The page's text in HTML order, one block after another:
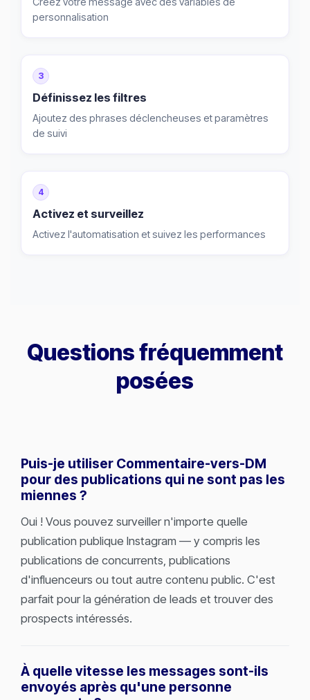
personnalisation
3
Définissez les filtres
Ajoutez des phrases déclencheuses et paramètres
de suivi
4
Activez et surveillez
Activez l'automatisation et suivez les performances
Questions fréquemment
posées
Puis-je utiliser Commentaire-vers-DM
pour des publications qui ne sont pas les
miennes ?
Oui ! Vous pouvez surveiller n'importe quelle
publication publique Instagram — y compris les
publications de concurrents, publications
d'influenceurs ou tout autre contenu public. C'est
parfait pour la génération de leads et trouver des
prospects intéressés.
À quelle vitesse les messages sont-ils
envoyés après qu'une personne